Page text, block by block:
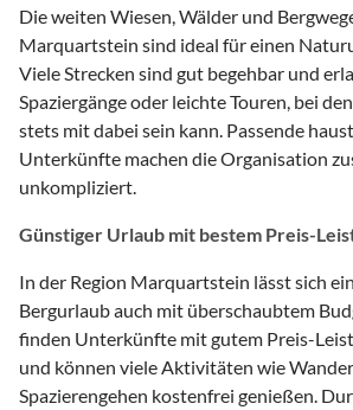
Die weiten Wiesen, Wälder und
Marquartstein sind ideal für einen
Viele Strecken sind gut begehbar und
Spaziergänge oder leichte Touren, bei
stets mit dabei sein kann. Passende
Unterkünfte machen die Organisation
unkompliziert.
Günstiger Urlaub mit bestem Preis-
In der Region Marquartstein lässt sich
Bergurlaub auch mit überschaubtem
finden Unterkünfte mit gutem Preis-
und können viele Aktivitäten wie
Spazierengehen kostenfrei genießen.